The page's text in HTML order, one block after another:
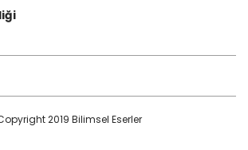
2019 Bilimsel Eserler